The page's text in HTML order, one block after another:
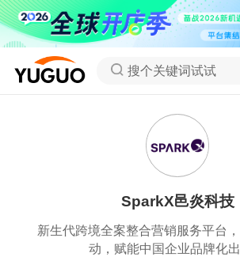
搜个关键词试试
SparkX邑炎科技
新生代跨境全案整合营销服务平台，
动，赋能中国企业品牌化出